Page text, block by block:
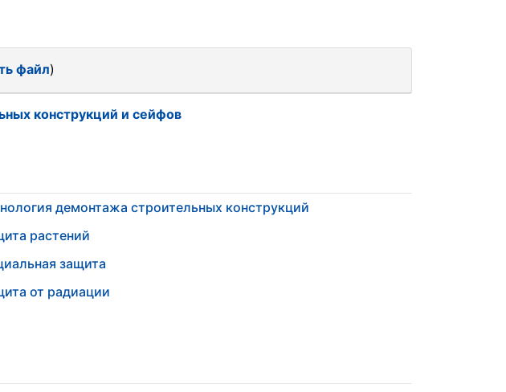
файл)
конструкций и сейфов
демонтажа строительных конструкций
растений
защита
от радиации